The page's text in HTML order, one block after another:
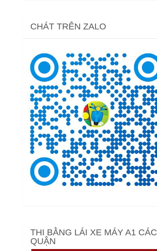
CHÁT TRÊN ZALO
THI BẰNG LÁI XE MÁY A1 CÁC
QUẬN